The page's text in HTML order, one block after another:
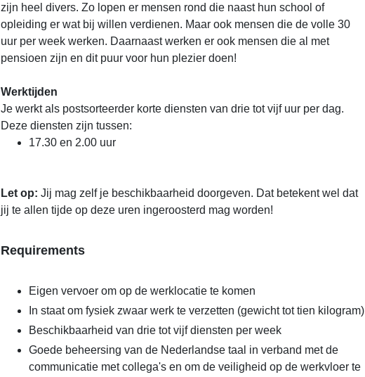
zijn heel divers. Zo lopen er mensen rond die naast hun school of
opleiding er wat bij willen verdienen. Maar ook mensen die de volle 30
uur per week werken. Daarnaast werken er ook mensen die al met
pensioen zijn en dit puur voor hun plezier doen!
Werktijden
Je werkt als postsorteerder korte diensten van drie tot vijf uur per dag.
Deze diensten zijn tussen:
17.30 en 2.00 uur
Let op: Jij mag zelf je beschikbaarheid doorgeven. Dat betekent wel dat
jij te allen tijde op deze uren ingeroosterd mag worden!
Requirements
Eigen vervoer om op de werklocatie te komen
In staat om fysiek zwaar werk te verzetten (gewicht tot tien kilogram)
Beschikbaarheid van drie tot vijf diensten per week
Goede beheersing van de Nederlandse taal in verband met de
communicatie met collega's en om de veiligheid op de werkvloer te